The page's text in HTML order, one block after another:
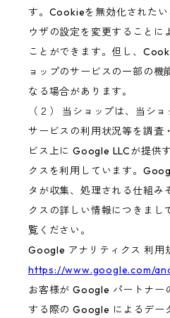
す。Cookieを無効化された
ウザの設定を変更すること
ことができます。但し、
ョップのサービスの一部の機
なる場合があります。
（２） 当ショップは、当シ
サービスの利用状況等を調査
ビス上に Google LLCが提供
クスを利用しています。
タが収集、処理される仕組み
クスの詳しい情報につきまし
覧ください。
Google アナリティクス 利用
https://www.google.com/
お客様が Google パートナー
する際の Google によるデー